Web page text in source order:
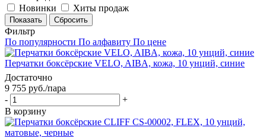
Новинки
Хиты продаж
Сбросить
Фильтр
По популярности По алфавиту По цене
Перчатки боксёрские VELO, AIBA, кожа, 10 унций, синие
Достаточно
9 755 руб./пара
-
+
В корзину